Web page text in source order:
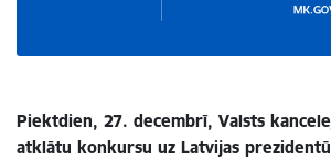
Piektdien, 27. decembrī, Valsts
atklātu konkursu uz Latvijas